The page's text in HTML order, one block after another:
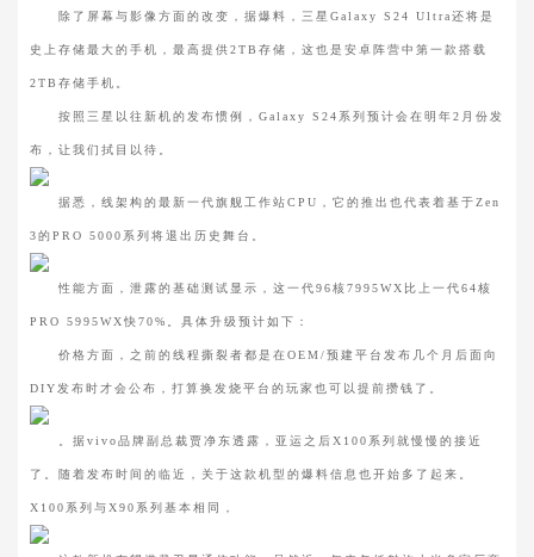
除了屏幕与影像方面的改变，据爆料，三星Galaxy S24 Ultra还将是
史上存储最大的手机，最高提供2TB存储，这也是安卓阵营中第一款搭载
2TB存储手机。
按照三星以往新机的发布惯例，Galaxy S24系列预计会在明年2月份发
布，让我们拭目以待。
据悉，线架构的最新一代旗舰工作站CPU，它的推出也代表着基于Zen
3的PRO 5000系列将退出历史舞台。
性能方面，泄露的基础测试显示，这一代96核7995WX比上一代64核
PRO 5995WX快70%。具体升级预计如下：
价格方面，之前的线程撕裂者都是在OEM/预建平台发布几个月后面向
DIY发布时才会公布，打算换发烧平台的玩家也可以提前攒钱了。
。据vivo品牌副总裁贾净东透露，亚运之后X100系列就慢慢的接近
了。随着发布时间的临近，关于这款机型的爆料信息也开始多了起来。
X100系列与X90系列基本相同，